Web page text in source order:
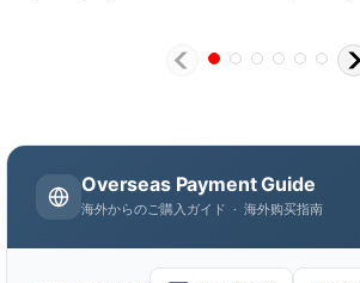
Overseas Payment Guide
海外からのご購入ガイド · 海外购买指南